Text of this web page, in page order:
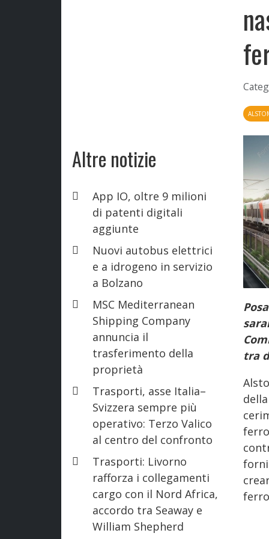
Altre notizie
App IO, oltre 9 milioni
di patenti digitali
aggiunte
Nuovi autobus elettrici
e a idrogeno in servizio
a Bolzano
MSC Mediterranean
Shipping Company
annuncia il
trasferimento della
proprietà
Trasporti, asse Italia–
Svizzera sempre più
operativo: Terzo Valico
al centro del confronto
Trasporti: Livorno
rafforza i collegamenti
cargo con il Nord Africa,
accordo tra Seaway e
William Shepherd
tra